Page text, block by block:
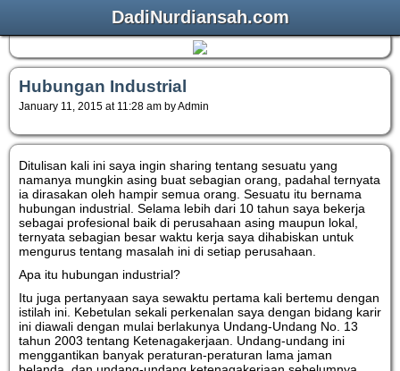
DadiNurdiansah.com
Hubungan Industrial
January 11, 2015 at 11:28 am by Admin
Ditulisan kali ini saya ingin sharing tentang sesuatu yang
namanya mungkin asing buat sebagian orang, padahal ternyata
ia dirasakan oleh hampir semua orang. Sesuatu itu bernama
hubungan industrial. Selama lebih dari 10 tahun saya bekerja
sebagai profesional baik di perusahaan asing maupun lokal,
ternyata sebagian besar waktu kerja saya dihabiskan untuk
mengurus tentang masalah ini di setiap perusahaan.
Apa itu hubungan industrial?
Itu juga pertanyaan saya sewaktu pertama kali bertemu dengan
istilah ini. Kebetulan sekali perkenalan saya dengan bidang karir
ini diawali dengan mulai berlakunya Undang-Undang No. 13
tahun 2003 tentang Ketenagakerjaan. Undang-undang ini
menggantikan banyak peraturan-peraturan lama jaman